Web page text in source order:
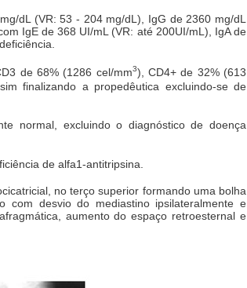
dL (VR: 53 - 204 mg/dL), IgG de 2360 mg/dL
IgE de 368 UI/mL (VR: até 200UI/mL), IgA de
de 68% (1286 cel/mm3), CD4+ de 32% (613
finalizando a propedêutica excluindo-se de
normal, excluindo o diagnóstico de doença
de alfa1-antitripsina.
no terço superior formando uma bolha
com desvio do mediastino ipsilateralmente e
aumento do espaço retroesternal e